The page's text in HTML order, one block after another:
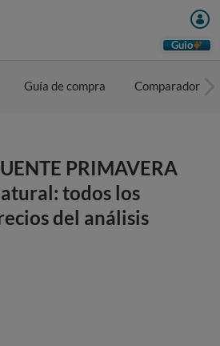
Guio
Guía de compra Comparador
PRIMAVERA
todos los
del análisis